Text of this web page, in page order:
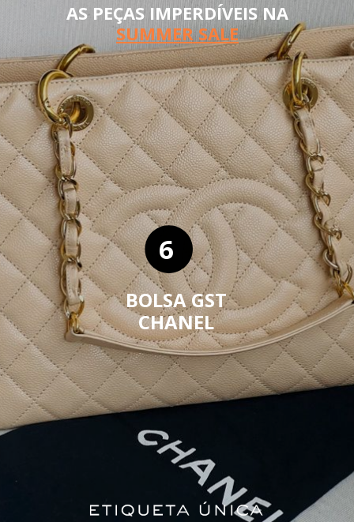
BOLSA GST
CHANEL
6
AS PEÇAS IMPERDÍVEIS NA
SUMMER SALE